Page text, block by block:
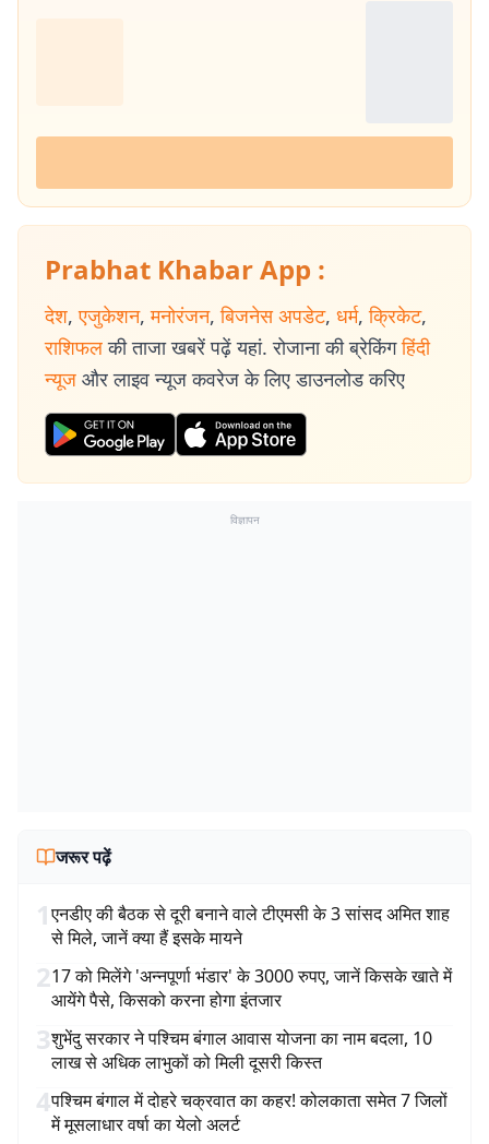
Prabhat Khabar App :
देश, एजुकेशन, मनोरंजन, बिजनेस अपडेट, धर्म, क्रिकेट,
राशिफल की ताजा खबरें पढ़ें यहां. रोजाना की ब्रेकिंग हिंदी
न्यूज और लाइव न्यूज कवरेज के लिए डाउनलोड करिए
विज्ञापन
जरूर पढ़ें
1एनडीए की बैठक से दूरी बनाने वाले टीएमसी के 3 सांसद अमित शाह
से मिले, जानें क्या हैं इसके मायने
217 को मिलेंगे 'अन्नपूर्णा भंडार' के 3000 रुपए, जानें किसके खाते में
आयेंगे पैसे, किसको करना होगा इंतजार
3शुभेंदु सरकार ने पश्चिम बंगाल आवास योजना का नाम बदला, 10
लाख से अधिक लाभुकों को मिली दूसरी किस्त
4पश्चिम बंगाल में दोहरे चक्रवात का कहर! कोलकाता समेत 7 जिलों
में मूसलाधार वर्षा का येलो अलर्ट